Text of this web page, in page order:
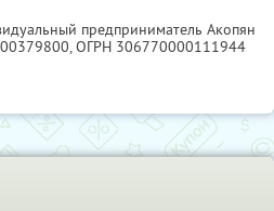
предприниматель Акопян
, ОГРН 306770000111944